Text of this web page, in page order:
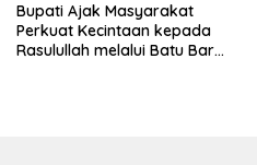
Bupati Ajak Masyarakat
Perkuat Kecintaan kepada
Rasulullah melalui Batu Bara